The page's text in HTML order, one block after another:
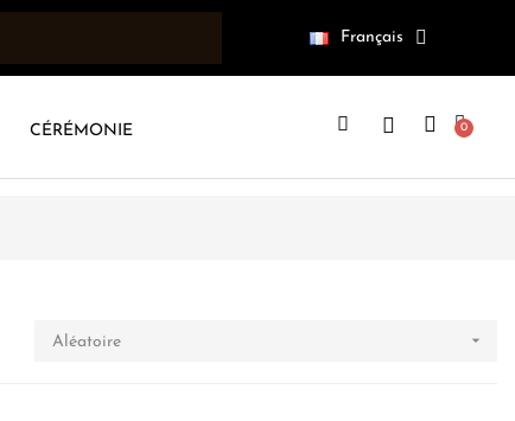
Français
CÉRÉMONIE
Aléatoire 